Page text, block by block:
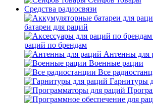
Средства радиосвязи
батареи для раций
раций по брендам
Антенны для
Военные рации
Все
Гарнитуры